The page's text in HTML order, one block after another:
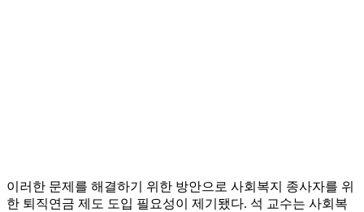
이러한 문제를 해결하기 위한 방안으로 사회복지 종사자를 위
한 퇴직연금 제도 도입 필요성이 제기됐다. 석 교수는 사회복